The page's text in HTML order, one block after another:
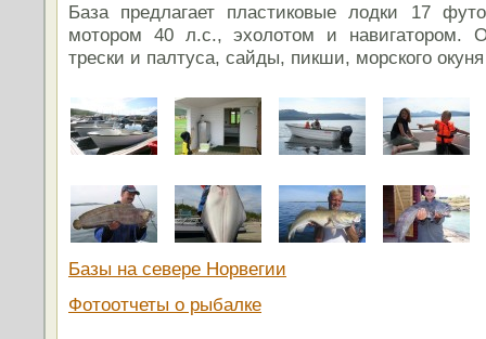
База предлагает пластиковые лодки 17
мотором 40 л.с., эхолотом и навигатором.
трески и палтуса, сайды, пикши, морского
Базы на севере Норвегии
Фотоотчеты о рыбалке